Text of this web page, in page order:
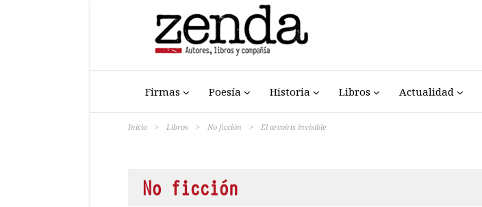
Firmas Poesía Historia Libros Actualidad
Inicio > Libros > No ficción > El arcoíris invisible
No ficción